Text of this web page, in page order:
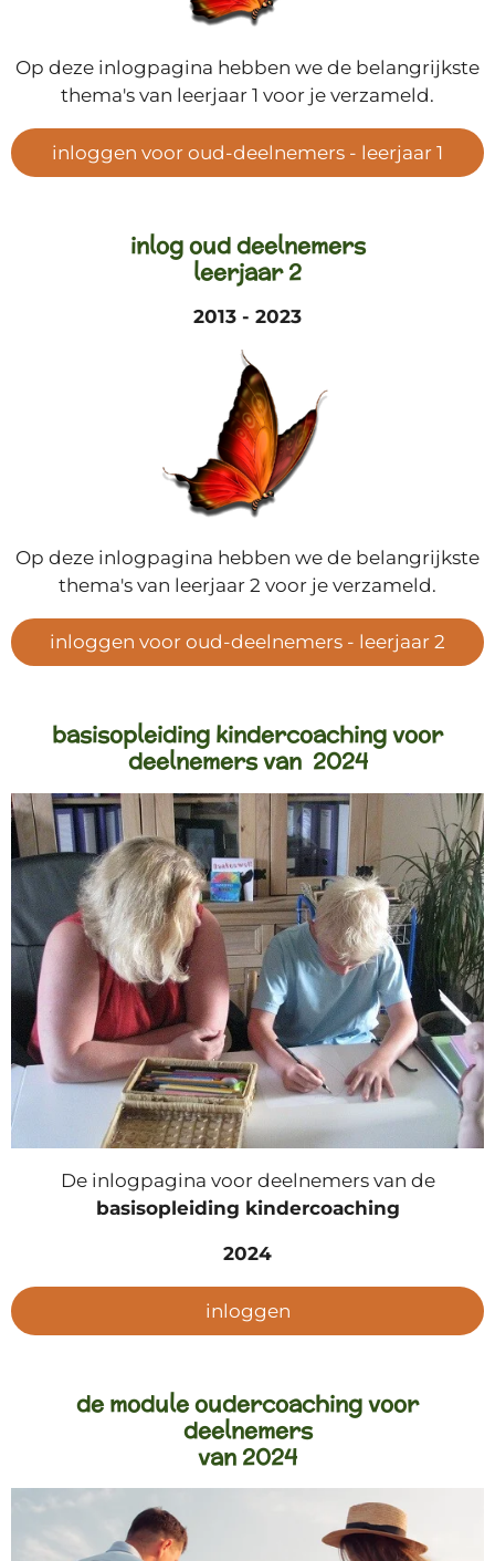
Op deze inlogpagina hebben we de belangrijkste
thema's van leerjaar 1 voor je verzameld.
inloggen voor oud-deelnemers - leerjaar 1
inlog oud deelnemers
leerjaar 2
2013 - 2023
Op deze inlogpagina hebben we de belangrijkste
thema's van leerjaar 2 voor je verzameld.
inloggen voor oud-deelnemers - leerjaar 2
basisopleiding kindercoaching voor
deelnemers van 2024
De inlogpagina voor deelnemers van de
basisopleiding kindercoaching
2024
inloggen
de module oudercoaching voor
deelnemers
van 2024